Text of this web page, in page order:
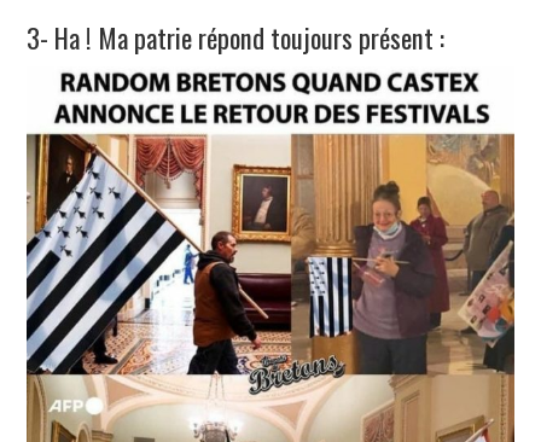
3- Ha ! Ma patrie répond toujours présent :